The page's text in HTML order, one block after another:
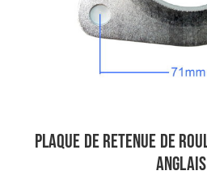
plaque de retenue de
anglais